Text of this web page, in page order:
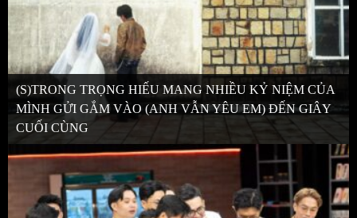
(S)TRONG TRỌNG HIẾU MANG NHIỀU KỶ NIỆM CỦA
MÌNH GỬI GẮM VÀO (ANH VẪN YÊU EM) ĐẾN GIÂY
CUỐI CÙNG